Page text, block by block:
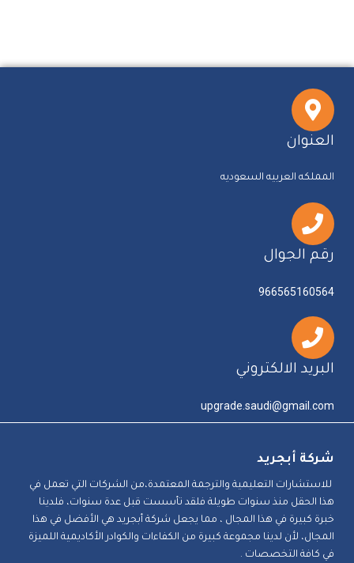
العنوان
المملكه العربيه السعوديه
رقم الجوال
966565160564
البريد الالكتروني
upgrade.saudi@gmail.com
شركة أبجريد
للاستشارات التعليمية والترجمة المعتمدة،من الشركات التي تعمل في
هذا الحقل منذ سنوات طويلة فلقد تأسست قبل عدة سنوات، فلدينا
خبرة كبيرة في هذا المجال ، مما يجعل شركة أبجريد هي الأفضل في هذا
المجال، لأن لدينا مجموعة كبيرة من الكفاءات والكوادر الأكاديمية اللميزة
في كافة التخصصات .